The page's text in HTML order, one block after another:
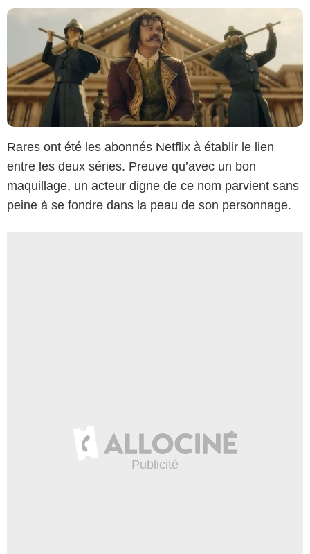
Rares ont été les abonnés Netflix à établir le lien
entre les deux séries. Preuve qu’avec un bon
maquillage, un acteur digne de ce nom parvient sans
peine à se fondre dans la peau de son personnage.